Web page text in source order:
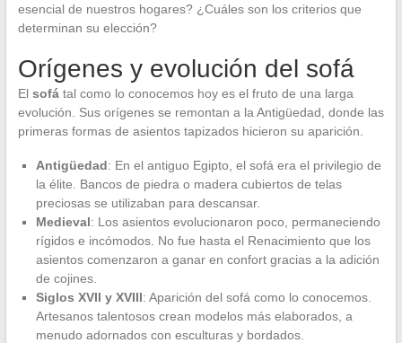
esencial de nuestros hogares? ¿Cuáles son los criterios que
determinan su elección?
Orígenes y evolución del sofá
El sofátal como lo conocemos hoy es el fruto de una larga
evolución. Sus orígenes se remontan a la Antigüedad, donde las
primeras formas de asientos tapizados hicieron su aparición.
Antigüedad: En el antiguo Egipto, el sofá era el privilegio de
la élite. Bancos de piedra o madera cubiertos de telas
preciosas se utilizaban para descansar.
Medieval: Los asientos evolucionaron poco, permaneciendo
rígidos e incómodos. No fue hasta el Renacimiento que los
asientos comenzaron a ganar en confort gracias a la adición
de cojines.
Siglos XVII y XVIII: Aparición del sofá como lo conocemos.
Artesanos talentosos crean modelos más elaborados, a
menudo adornados con esculturas y bordados.